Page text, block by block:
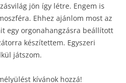
jön így létre. Engem is
Ehhez ajánlom most az
egy orgonahangzásra beállított
készítettem. Egyszeri
játszom.
kívánok hozzá!